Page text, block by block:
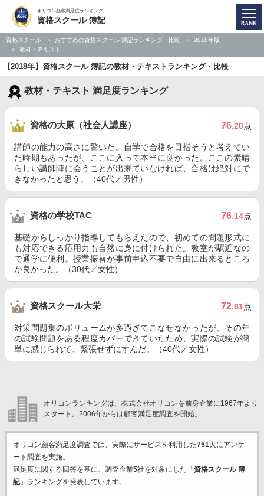
オリコン顧客満足度ランキング
資格スクール 簿記
資格スクール おすすめの資格スクール 簿記ランキング・比較
2018年版
教材・テキスト
【2018年】資格スクール 簿記の教材・テキストランキング・比較
教材・テキスト 満足度ランキング
資格の大原（社会人講座） 76.20点
講師の能力の高さに驚いた。自学で合格を目指そうと考えてい
た時期もあったが、ここに入って本当に良かった。ここの素晴
らしい講師陣に会うことが出来ていなければ、合格は絶対にで
きなかったと思う。（40代／男性）
資格の学校TAC 76.14点
基礎からしっかり指導してもらえたので、初めての問題形式に
も対応できる応用力も自然に身に付けられた。教室が駅近なの
で通学に便利。授業振替が事前申込不要で自由に出来るところ
が良かった。（30代／女性）
資格スクール大栄 72.81点
対策問題集のボリュームが多過ぎてこなせなかったが、その年
の試験問題をある程度カバーできていたため、実際の試験が簡
単に感じられて、緊張せずにすんだ。（40代／女性）
オリコンランキングは、株式会社オリコンを前身企業に1967年より
スタート。2006年からは顧客満足度調査を開始。
オリコン顧客満足度調査では、実際にサービスを利用した751人にアンケ
ート調査を実施。
満足度に関する回答を基に、調査企業5社を対象にした「 資格スクール 簿
記」ランキングを発表しています。